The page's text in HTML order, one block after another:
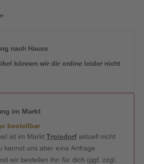
nach Hause
können wir dir online leider nicht
im Markt
bestellbar
ist im MarktTroisdorfaktuell nicht
kannst uns aber eine Anfrage
wir bestellen ihn für dich (ggf. zzgl.